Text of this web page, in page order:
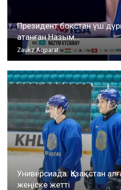
Президент бокстан үш
атанған Назым…
Zaukz Aqparat
Универсиада: Қазақстан
жеңіске жетті